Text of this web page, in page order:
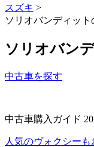
スズキ >
ソリオバンディット
ソリオバン
中古車を探す
中古車購入ガイド
人気のヴォクシー